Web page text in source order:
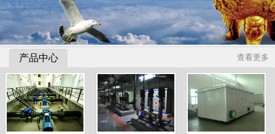
产品中心 查看更多